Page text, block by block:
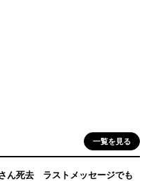
一覧を見る
ん死去 ラストメッセージでも